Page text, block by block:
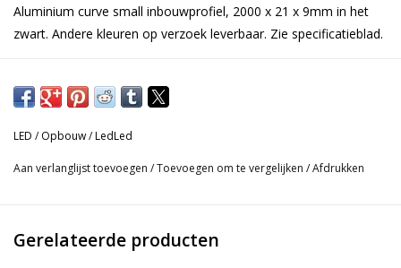
Aluminium curve small inbouwprofiel, 2000 x 21 x 9mm in het
zwart. Andere kleuren op verzoek leverbaar. Zie specificatieblad.
De curve inbouwprofiel is toepasbaar in de corpus van uw kast.
Het profiel zorgt ervoor dat het licht egaal verdeeld wordt in uw
kast en niet verblindend is doordat de leds niet zichtbaar zijn.
Download specificaties hier:
LED / Opbouw/LedLed
Aan verlanglijst toevoegen /Toevoegen om te vergelijken /Afdrukken
Gerelateerde producten